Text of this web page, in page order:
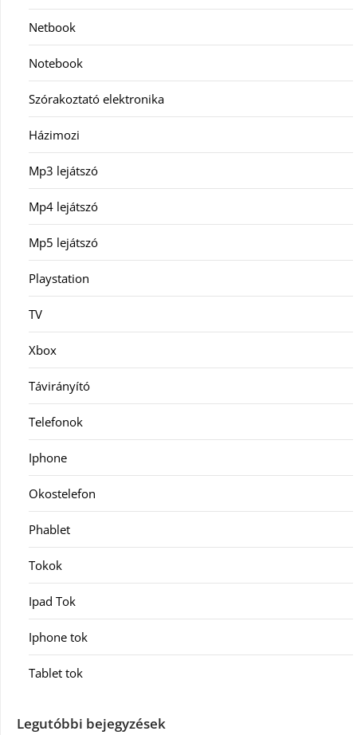
Netbook
Notebook
Szórakoztató elektronika
Házimozi
Mp3 lejátszó
Mp4 lejátszó
Mp5 lejátszó
Playstation
TV
Xbox
Távirányító
Telefonok
Iphone
Okostelefon
Phablet
Tokok
Ipad Tok
Iphone tok
Tablet tok
Legutóbbi bejegyzések